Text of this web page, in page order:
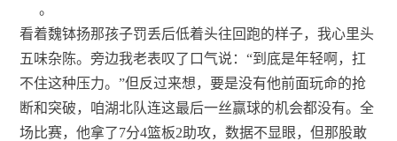
。
看着魏钵扬那孩子罚丢后低着头往回跑的样子，我心里头
五味杂陈。旁边我老表叹了口气说：“到底是年轻啊，扛
不住这种压力。”但反过来想，要是没有他前面玩命的抢
断和突破，咱湖北队连这最后一丝赢球的机会都没有。全
场比赛，他拿了7分4篮板2助攻，数据不显眼，但那股敢